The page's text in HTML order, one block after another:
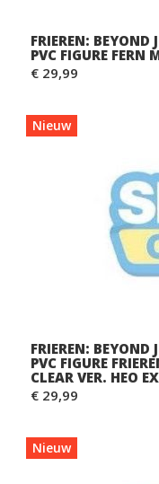
FRIEREN:
PVC FIGURE FERN
€ 29,99
Nieuw
FRIEREN:
PVC FIGURE
CLEAR VER. HEO
€ 29,99
Nieuw